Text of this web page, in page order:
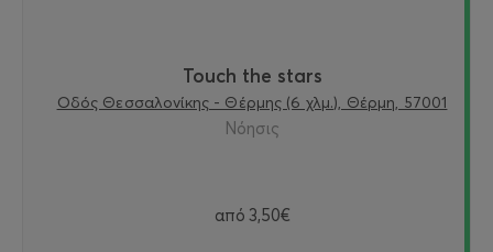
Touch the stars
Οδός Θεσσαλονίκης - Θέρμης (6 χλμ.), Θέρμη, 57001
Νόησις
από 3,50€